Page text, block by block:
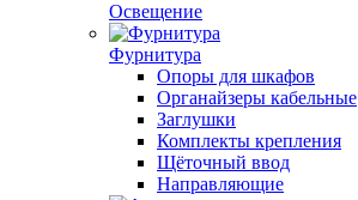
Освещение
Фурнитура
Опоры для шкафов
Органайзеры кабельные
Заглушки
Комплекты крепления
Щёточный ввод
Направляющие